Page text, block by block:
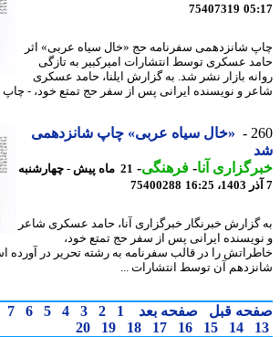
75407319
شانزدهمی سفرنامه حج «خال سیاه عربی» اثر
عسکری توسط انتشارات امیرکبیر به تازگی
بازار نشر شد. به گزارش ایلنا، حامد عسکری
و نویسنده ایرانی پس از سفر حج تمتع خود، - چاپ ...
«خال سیاه عربی» چاپ شانزدهمی
آنا- فرهنگی-
21 ماه پیش - چهارشنبه
75400288
خبرنگار خبرگزاری آنا، حامد عسکری شاعر
ایرانی پس از سفر حج تمتع خود،
را در قالب سفرنامه به رشته تحریر در آورده است
آن توسط انتشارات ...
قبل صفحه بعد 1
2
3
4
5
6
7
8
14
15
16
17
18
19
20